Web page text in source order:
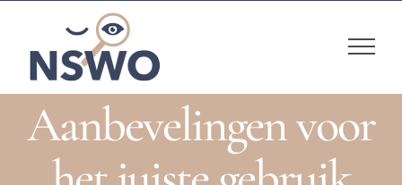
content
Aanbevelingen voor